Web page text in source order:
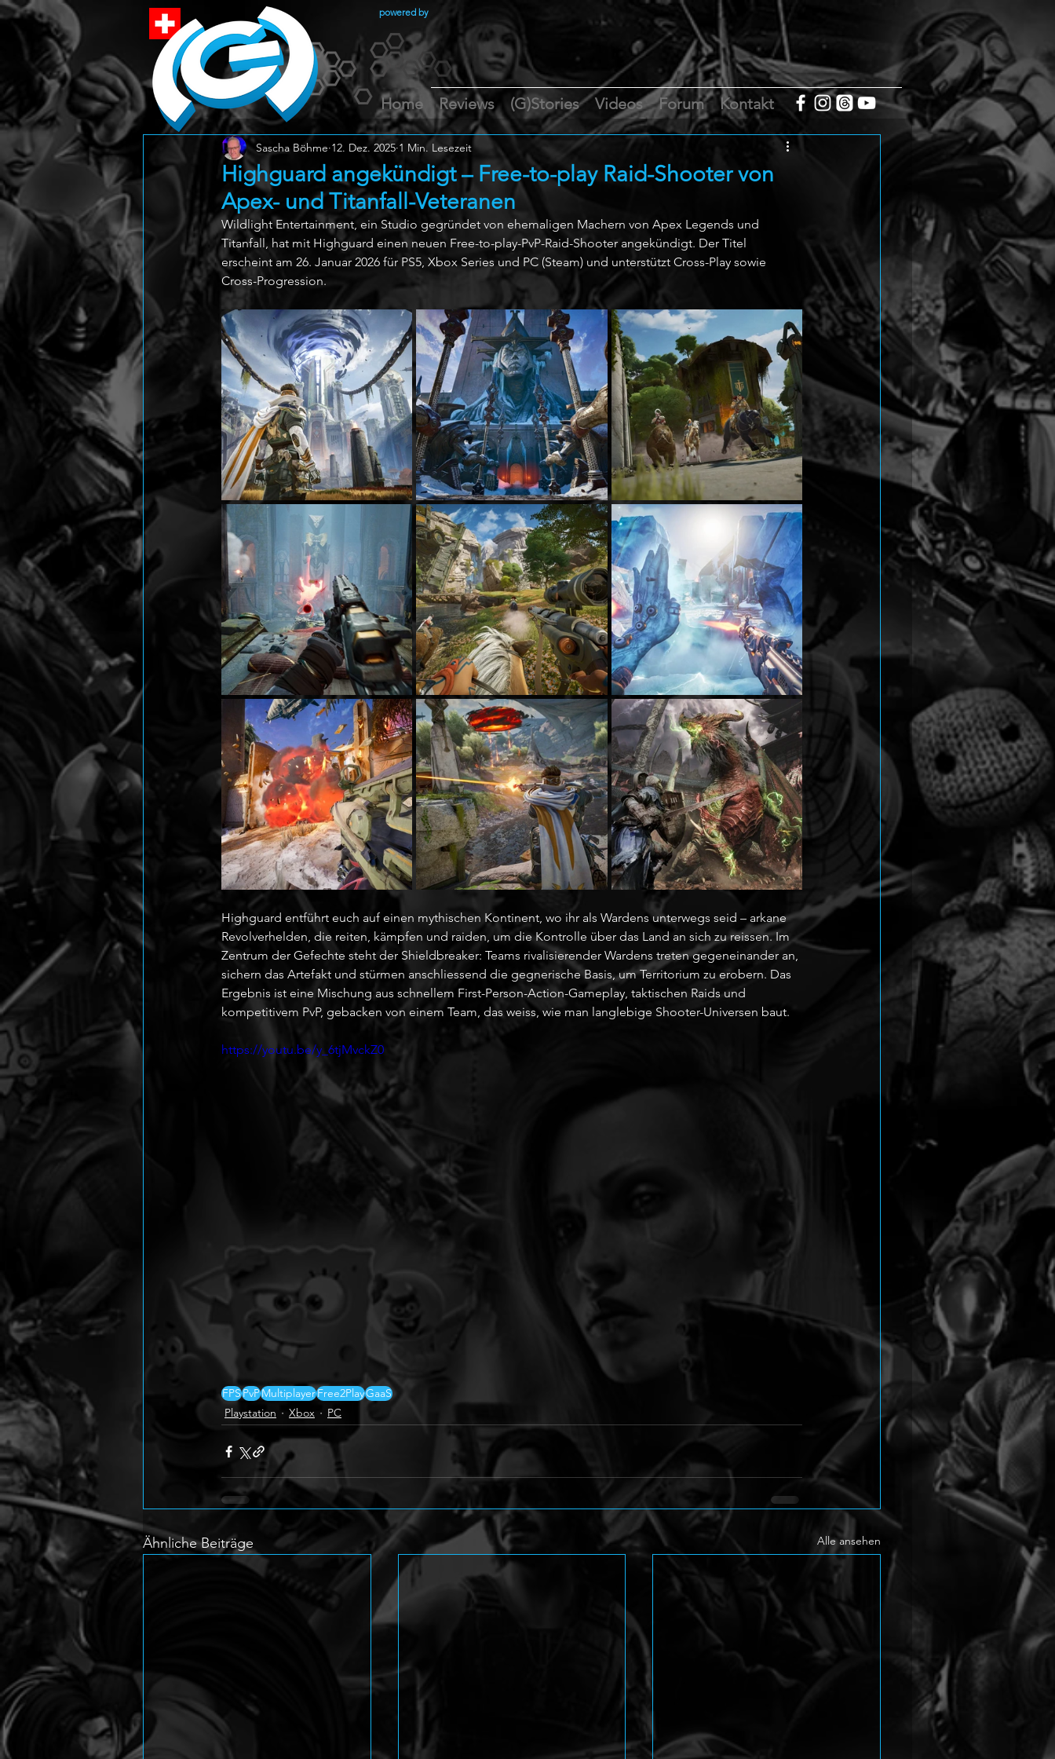
powered by
Home Reviews (G)Stories Videos Forum Kontakt
Highguard angekündigt – Free-to-play Raid-Shooter von
Apex- und Titanfall-Veteranen
Sascha Böhme 12. Dez. 2025 1 Min. Lesezeit
Wildlight Entertainment, ein Studio gegründet von ehemaligen Machern von Apex Legends und
Titanfall, hat mit Highguard einen neuen Free-to-play-PvP-Raid-Shooter angekündigt. Der Titel
erscheint am 26. Januar 2026 für PS5, Xbox Series und PC (Steam) und unterstützt Cross-Play sowie
Cross-Progression.
Highguard entführt euch auf einen mythischen Kontinent, wo ihr als Wardens unterwegs seid – arkane
Revolverhelden, die reiten, kämpfen und raiden, um die Kontrolle über das Land an sich zu reissen. Im
Zentrum der Gefechte steht der Shieldbreaker: Teams rivalisierender Wardens treten gegeneinander an,
sichern das Artefakt und stürmen anschliessend die gegnerische Basis, um Territorium zu erobern. Das
Ergebnis ist eine Mischung aus schnellem First-Person-Action-Gameplay, taktischen Raids und
kompetitivem PvP, gebacken von einem Team, das weiss, wie man langlebige Shooter-Universen baut.
https://youtu.be/y_6tjMvckZ0
FPSPvPMultiplayerFree2PlayGaaS
Playstation
Xbox PC
Ähnliche Beiträge Alle ansehen